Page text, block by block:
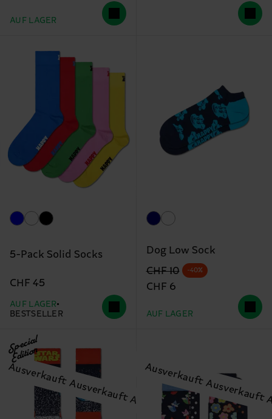
AUF LAGER
5-Pack Solid Socks
CHF 45
AUF LAGER
BESTSELLER
Dog Low Sock
Originalpreis
CHF 10
Reduzierter Preis
CHF 6
-40%
AUF LAGER
Special
Edition